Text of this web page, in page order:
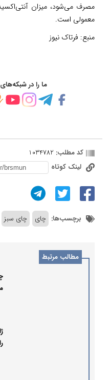
مصرف می‌شود، میزان
معمولی است.
منبع: فرتاک نیوز
ما را در
کد مطلب: 1034782
لینک کوتاه
برچسب‌ها: چای چای سبز
مطالب مرتبط